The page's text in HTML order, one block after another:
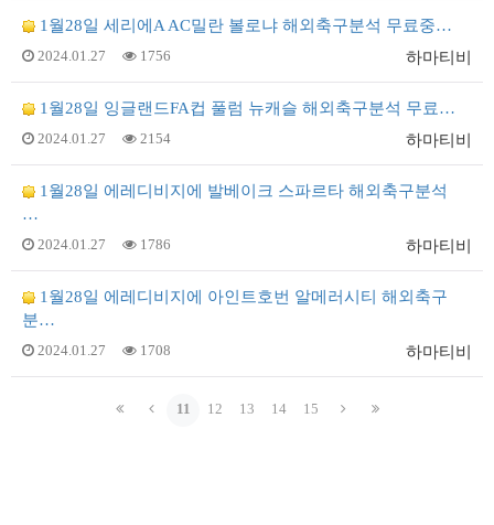
1월28일 세리에A AC밀란 볼로냐 해외축구분석 무료중…
하마티비
2024.01.27 1756
1월28일 잉글랜드FA컵 풀럼 뉴캐슬 해외축구분석 무료…
하마티비
2024.01.27 2154
1월28일 에레디비지에 발베이크 스파르타 해외축구분석
…
하마티비
2024.01.27 1786
1월28일 에레디비지에 아인트호번 알메러시티 해외축구
분…
하마티비
2024.01.27 1708
11 12 13 14 15